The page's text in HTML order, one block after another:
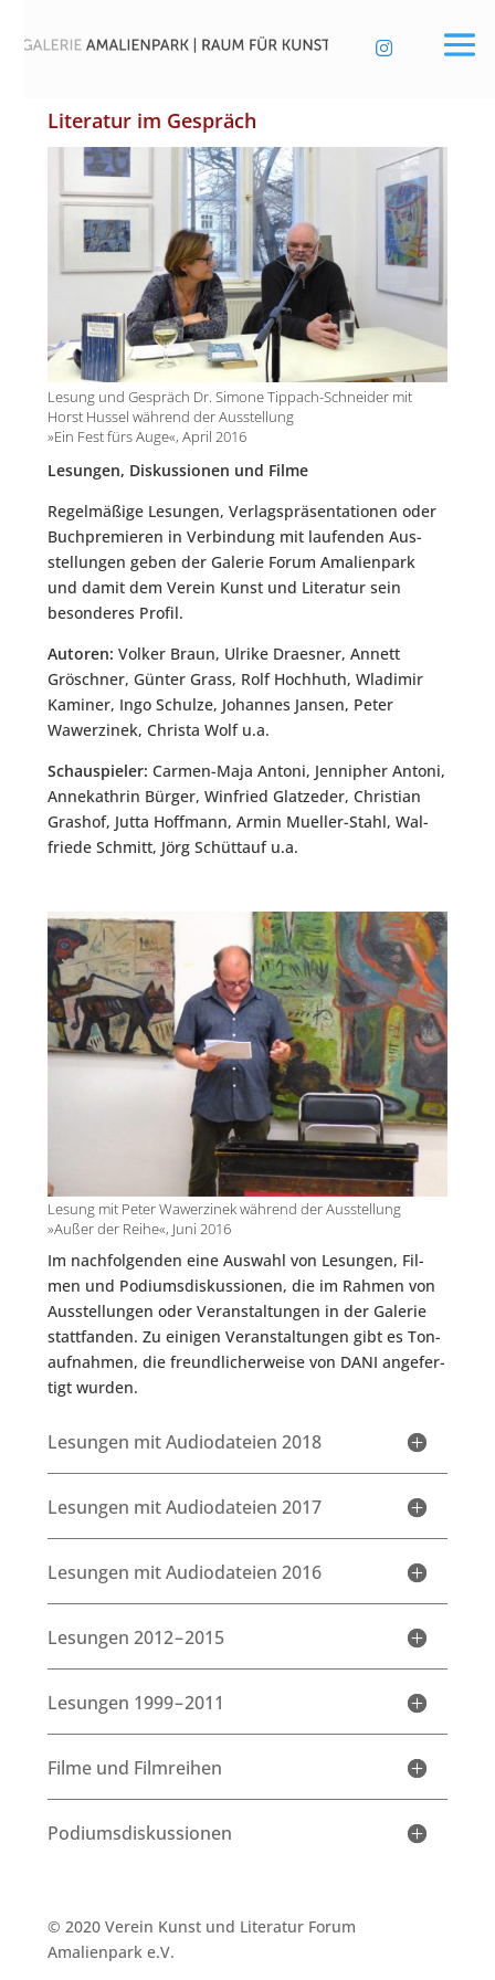

Literatur im Gespräch
Lesun­gen, Dis­kus­sio­nen und Filme
Regel­mä­ßi­ge Lesun­gen, Ver­lags­prä­sen­ta­tio­nen oder
Buch­pre­mie­ren in Ver­bin­dung mit lau­fen­den Aus­
stel­lun­gen geben der Gale­rie Forum Ama­li­en­park
und damit dem Ver­ein Kunst und Lite­ra­tur sein
beson­de­res Profil.
Autoren: Vol­ker Braun, Ulri­ke Draes­ner, Annett
Grösch­ner, Gün­ter Grass, Rolf Hoch­huth, Wla­di­mir
Kami­ner, Ingo Schul­ze, Johan­nes Jan­sen, Peter
Wawer­zi­nek, Chris­ta Wolf u.a.
Schau­spie­ler: Car­men-Maja Anto­ni, Jen­ni­pher Anto­ni,
Anne­kath­rin Bür­ger, Win­fried Glatz­eder, Chris­ti­an
Gras­hof, Jut­ta Hoff­mann, Armin Muel­ler-Stahl, Wal­
frie­de Schmitt, Jörg Schüt­tauf u.a.
Lesung und Gespräch Dr. Simone Tippach-Schneider mit
Horst Hussel während der Ausstellung
»Ein Fest fürs Auge«, April 2016
Im nach­fol­gen­den eine Aus­wahl von Lesun­gen, Fil­
men und Podi­ums­dis­kus­sio­nen, die im Rah­men von
Aus­stel­lun­gen oder Ver­an­stal­tun­gen in der Gale­rie
statt­fan­den. Zu eini­gen Ver­an­stal­tun­gen gibt es Ton­
auf­nah­men, die freund­li­cher­wei­se von DANI ange­fer­
tigt wurden.
Lesungen mit Audiodateien 2018
Lesungen mit Audiodateien 2017
Lesungen mit Audiodateien 2016
Lesungen 2012 – 2015
Lesungen 1999 – 2011
Filme und Filmreihen
Podiumsdiskussionen
Lesung mit Peter Wawerzinek während der Ausstellung
»Außer der Reihe«, Juni 2016
© 2020 Verein Kunst und Literatur Forum
Amalienpark e.V.